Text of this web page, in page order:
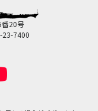
20号
23-7400